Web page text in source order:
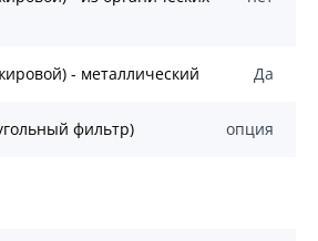
- металлический Да
фильтр) опция